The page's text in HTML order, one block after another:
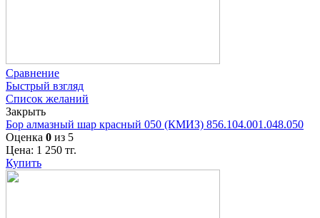
Сравнение
Быстрый взгляд
Список желаний
Закрыть
Бор алмазный шар красный 050 (КМИЗ) 856.104.001.048.050
Оценка 0 из 5
Цена: 1 250 тг.
Купить